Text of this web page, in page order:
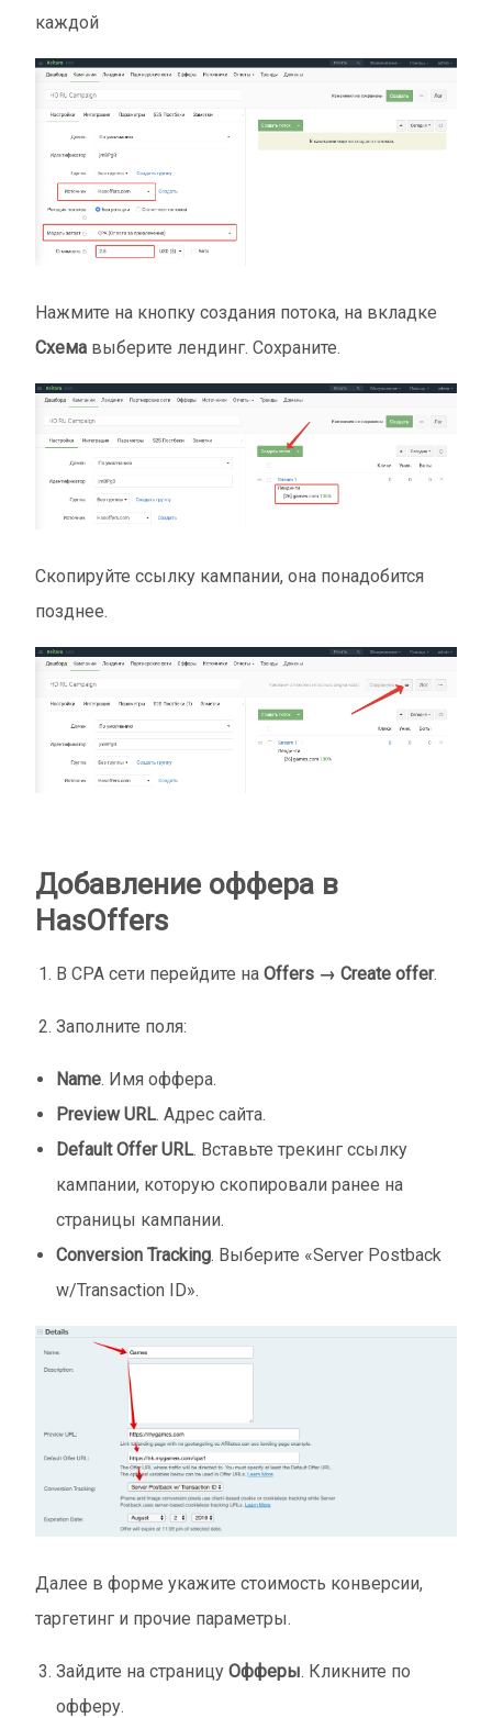
каждой
Нажмите на кнопку создания потока, на вкладке
Схема выберите лендинг. Сохраните.
Скопируйте ссылку кампании, она понадобится
позднее.
Добавление оффера в
HasOffers
В CPA сети перейдите наOffers → Create offer.
Заполните поля:
Name. Имя оффера.
Preview URL. Адрес сайта.
Default Offer URL. Вставьте трекинг ссылку
кампании, которую скопировали ранее на
страницы кампании.
Conversion Tracking. Выберите «Server Postback
w/Transaction ID».
Далее в форме укажите стоимость конверсии,
таргетинг и прочие параметры.
Зайдите на страницуОфферы. Кликните по
офферу.